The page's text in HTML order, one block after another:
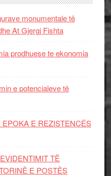
monumentale të
At Gjergj Fishta
prodhuese te ekonomia
e potencialeve të
E REZISTENCЁS
TË
E POSTËS